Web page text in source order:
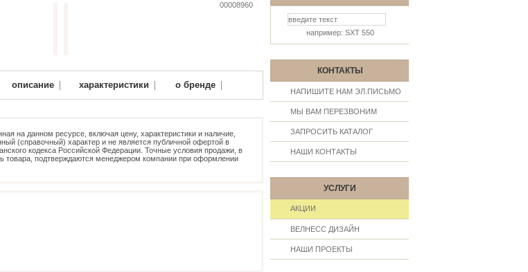
00008960
описание | характеристики | о бренде |
на данном ресурсе, включая цену, характеристики и наличие,
(справочный) характер и не является публичной офертой в
кодекса Российской Федерации. Точные условия продажи, в
товара, подтверждаются менеджером компании при оформлении
например: SXT 550
КОНТАКТЫ
НАПИШИТЕ НАМ ЭЛ.ПИСЬМО
МЫ ВАМ ПЕРЕЗВОНИМ
ЗАПРОСИТЬ КАТАЛОГ
НАШИ КОНТАКТЫ
УСЛУГИ
АКЦИИ
ВЕЛНЕСС ДИЗАЙН
НАШИ ПРОЕКТЫ